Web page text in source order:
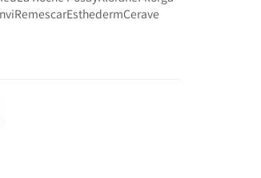
RemescarEsthedermCerave